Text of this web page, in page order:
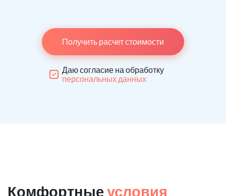
Получить расчет стоимости
Даю согласие на обработку
персональных данных
Комфортные условия